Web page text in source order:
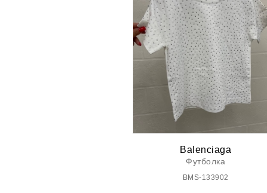
Balenciaga
Футболка
BMS-133902